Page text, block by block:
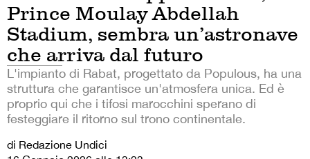
Prince Moulay Abdellah
Stadium, sembra un’astronave
che arriva dal futuro
L'impianto di Rabat, progettato da Populous, ha una
struttura che garantisce un'atmosfera unica. Ed è
proprio qui che i tifosi marocchini sperano di
festeggiare il ritorno sul trono continentale.
di Redazione Undici